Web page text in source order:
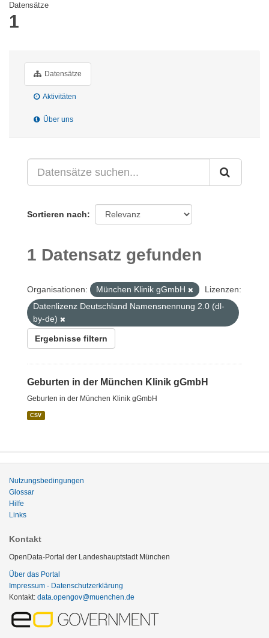
Datensätze
1
Datensätze
Aktivitäten
Über uns
Sortieren nach
1 Datensatz gefunden
Organisationen: München Klinik gGmbH
Lizenzen:
Datenlizenz Deutschland Namensnennung 2.0 (dl-
by-de)
Ergebnisse filtern
Geburten in der München Klinik gGmbH
Geburten in der München Klinik gGmbH
CSV
Nutzungsbedingungen
Glossar
Hilfe
Links
Kontakt
OpenData-Portal der Landeshauptstadt München
Über das Portal
Impressum - Datenschutzerklärung
Kontakt: data.opengov@muenchen.de